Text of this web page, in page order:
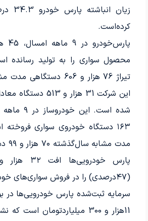
کرده‌است.
محصول سواری را به تولید رسانده‌
تیراژ 76‌ هزار و 606
۱۶۳‌ دستگاه خودروی سواری
(۴۷‌درصدی) را در فروش سواری‌های خود شاهد هستند.
سرمایه ثبت‌شده پارس‌‌‌‌‌‌‌‌‌ خودرویی‌‌‌‌‌‌‌‌‌ها در
11هزار و 300 میلیارد‌تومان